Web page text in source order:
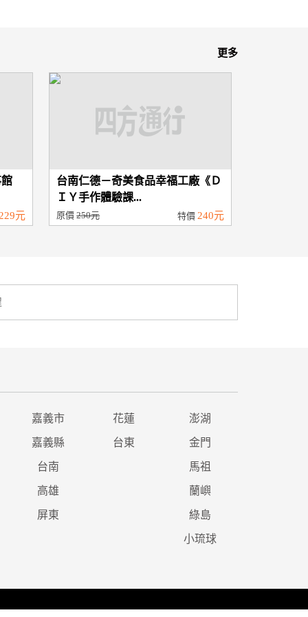
更多
元
台南仁德－奇美食品幸福工廠《Ｄ
ＩＹ手作體驗課...
原價250元 特價 240元
嘉義市 花蓮 澎湖
嘉義縣 台東 金門
台南 馬祖
高雄 蘭嶼
屏東 綠島
小琉球